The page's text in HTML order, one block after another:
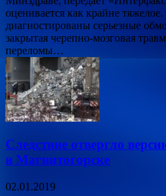
оценивается как крайне
диагностированы серьезные
закрытая черепно-мозговая
переломы…
Следствие отвергло
в Магнитогорске
02.01.2019